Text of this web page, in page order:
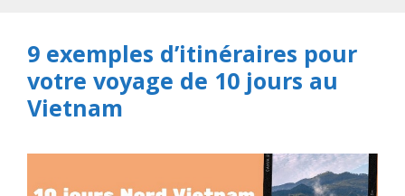
9 exemples d’itinéraires pour
votre voyage de 10 jours au
Vietnam